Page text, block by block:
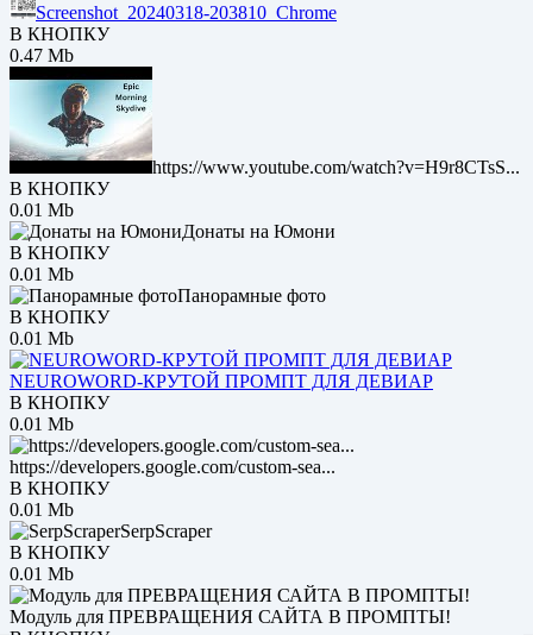
Screenshot_20240318-203810_Chrome
В КНОПКУ
0.47 Mb
https://www.youtube.com/watch?v=H9r8CTsS...
В КНОПКУ
0.01 Mb
Донаты на Юмони
В КНОПКУ
0.01 Mb
Панорамные фото
В КНОПКУ
0.01 Mb
NEUROWORD-КРУТОЙ ПРОМПТ ДЛЯ ДЕВИАР
В КНОПКУ
0.01 Mb
https://developers.google.com/custom-sea...
В КНОПКУ
0.01 Mb
SerpScraper
В КНОПКУ
0.01 Mb
Модуль для ПРЕВРАЩЕНИЯ САЙТА В ПРОМПТЫ!